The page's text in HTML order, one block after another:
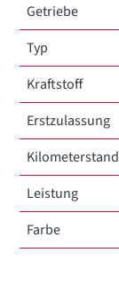
Getriebe
Typ
Kraftstoff
Erstzulassung
Kilometerstand
Leistung
Farbe